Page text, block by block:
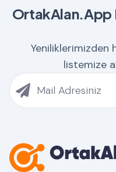
OrtakAlan.App
Yeniliklerimizden
listemize